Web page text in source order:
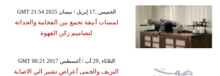
GMT 21:54 2025 الخميس ,17 إبريل / نيسان
لمسات أنيقة تجمع بين الفخامة والحداثة
لتصاميم ركن القهوة
GMT 06:21 2017 الثلاثاء ,29 آب / أغسطس
النزيف والحمى أعراض تشير الي الاصابة